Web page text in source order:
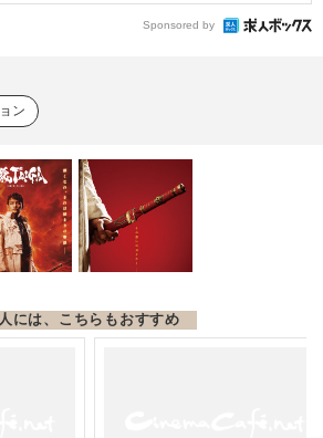
Sponsored by
ン
には、こちらもおすすめ